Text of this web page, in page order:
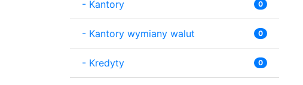
- Kantory 0
- Kantory wymiany walut 0
- Kredyty 0